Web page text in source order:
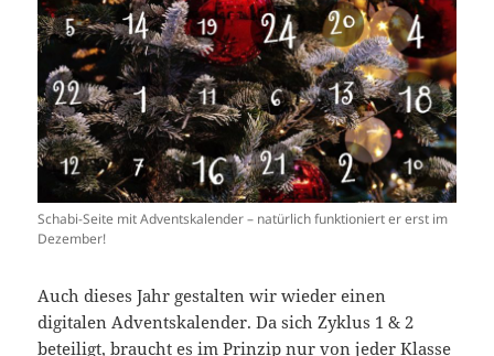
Schabi-Seite mit Adventskalender – natürlich funktioniert er erst im
Dezember!
Auch dieses Jahr gestalten wir wieder einen
digitalen Adventskalender. Da sich Zyklus 1 & 2
beteiligt, braucht es im Prinzip nur von jeder Klasse